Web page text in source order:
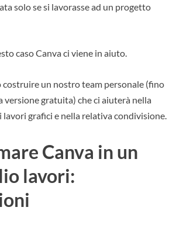
solo se si lavorasse ad un progetto
caso Canva ci viene in aiuto.
un nostro team personale (fino
versione gratuita) che ci aiuterà nella
lavori grafici e nella relativa condivisione.
Canva in un
lavori: